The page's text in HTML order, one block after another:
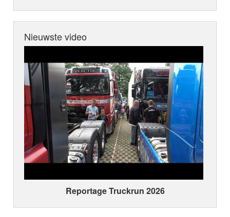
Nieuwste video
Reportage Truckrun 2026